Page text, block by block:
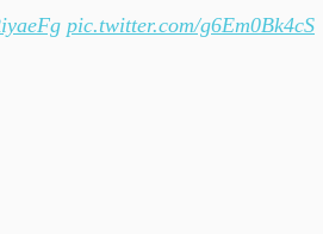
pic.twitter.com/g6Em0Bk4cS